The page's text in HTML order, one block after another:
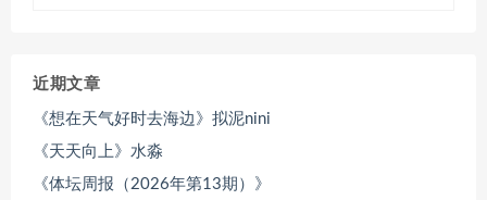
近期文章
《想在天气好时去海边》拟泥nini
《天天向上》水淼
《体坛周报（2026年第13期）》